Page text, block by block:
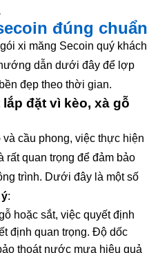
đúng chuẩn
xi măng Secoin quý khách
dẫn dưới đây để lợp
đẹp theo thời gian.
đặt vì kèo, xà gỗ
cầu phong, việc thực hiện
rất quan trọng để đảm bảo
trình. Dưới đây là một số
:
hoặc sắt, việc quyết định
định quan trọng. Độ dốc
thoát nước mưa hiệu quả